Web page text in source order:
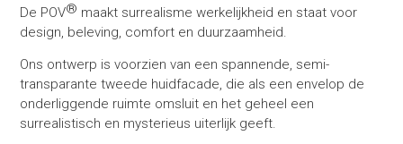
De POV® maakt surrealisme werkelijkheid en staat voor
design, beleving, comfort en duurzaamheid.
Ons ontwerp is voorzien van een spannende, semi-
transparante tweede huidfacade, die als een envelop de
onderliggende ruimte omsluit en het geheel een
surrealistisch en mysterieus uiterlijk geeft.